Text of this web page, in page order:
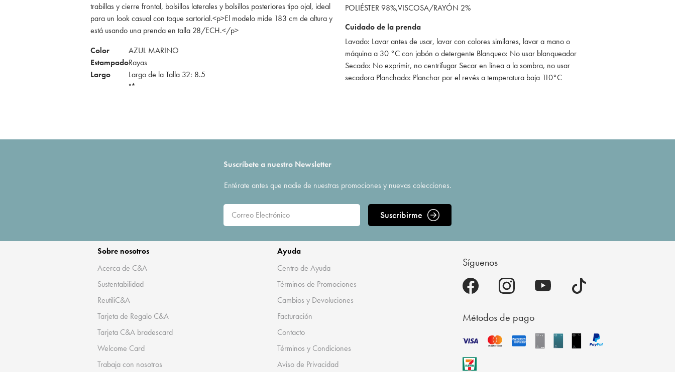
trabillas y cierre frontal, bolsillos laterales y bolsillos posteriores tipo ojal, ideal
para un look casual con toque sartorial.<p>El modelo mide 183 cm de altura y
está usando una prenda en talla 28/ECH.</p>
Color
AZUL MARINO
EstampadoRayas
Largo
Largo de la Talla 32: 8.5
"*
POLIÉSTER 98%,VISCOSA/RAYÓN 2%
Cuidado de la prenda
Lavado: Lavar antes de usar, lavar con colores similares, lavar a mano o
máquina a 30 °C con jabón o detergente Blanqueo: No usar blanqueador
Secado: No exprimir, no centrifugar Secar en línea a la sombra, no usar
secadora Planchado: Planchar por el revés a temperatura baja 110°C
Suscríbete a nuestro Newsletter
Entérate antes que nadie de nuestras promociones y nuevas colecciones.
Suscribirme
Sobre nosotros
Acerca de C&A
Sustentabilidad
ReutiliC&A
Tarjeta de Regalo C&A
Tarjeta C&A bradescard
Welcome Card
Trabaja con nosotros
Ayuda
Centro de Ayuda
Términos de Promociones
Cambios y Devoluciones
Facturación
Contacto
Términos y Condiciones
Aviso de Privacidad
Síguenos
Métodos de pago